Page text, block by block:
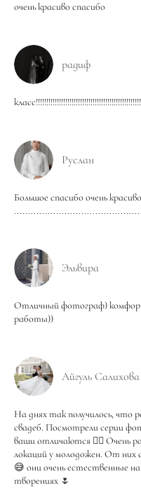
очень красиво спасибо
радиф
Руслан
Большое спасибо очень красиво
Эльвира
Отличный фотограф)
работы))
Айгуль Салихова
На днях так получилось, что
свадеб. Посмотрели серии
ваши отличаются 👍🏼 Очень
локаций у молодожен. От них
😅 они очень естественные
творениях 🌷